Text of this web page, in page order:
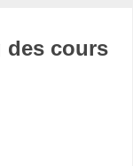
cours